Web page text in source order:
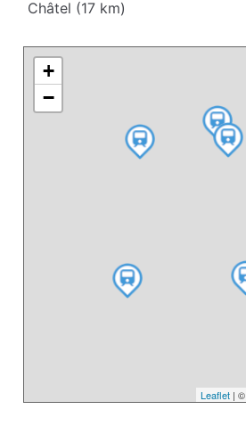
Châtel (17 km)
+
−
Leaflet| ©